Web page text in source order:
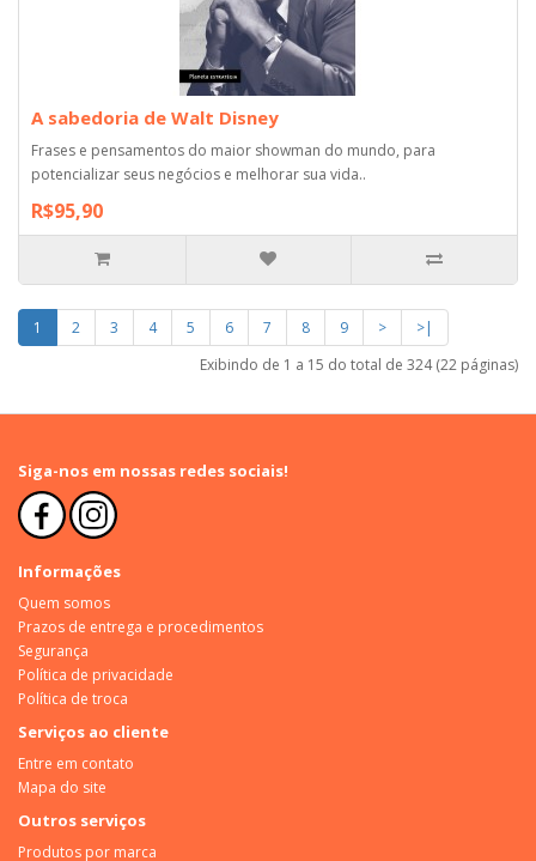
A sabedoria de Walt Disney
Frases e pensamentos do maior showman do mundo, para
potencializar seus negócios e melhorar sua vida..
R$95,90
1 2 3 4 5 6 7 8 9 >
>|
Exibindo de 1 a 15 do total de 324 (22 páginas)
Siga-nos em nossas redes sociais!
Informações
Quem somos
Prazos de entrega e procedimentos
Segurança
Política de privacidade
Política de troca
Serviços ao cliente
Entre em contato
Mapa do site
Outros serviços
Produtos por marca